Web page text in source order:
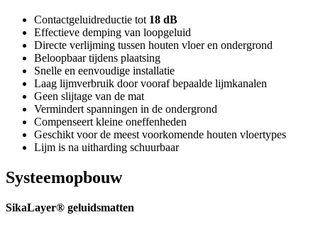
Contactgeluidreductie tot 18 dB
Effectieve demping van loopgeluid
Directe verlijming tussen houten vloer en ondergrond
Beloopbaar tijdens plaatsing
Snelle en eenvoudige installatie
Laag lijmverbruik door vooraf bepaalde lijmkanalen
Geen slijtage van de mat
Vermindert spanningen in de ondergrond
Compenseert kleine oneffenheden
Geschikt voor de meest voorkomende houten vloertypes
Lijm is na uitharding schuurbaar
Systeemopbouw
SikaLayer® geluidsmatten